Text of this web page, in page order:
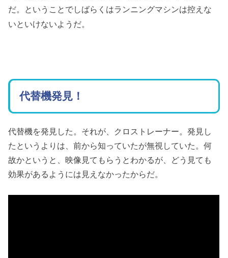
だ。ということでしばらくはランニングマシンは控えな
いといけないようだ。
代替機発見！
代替機を発見した。それが、クロストレーナー。発見し
たというよりは、前から知っていたが無視していた。何
故かというと、映像見てもらうとわかるが、どう見ても
効果があるようには見えなかったからだ。